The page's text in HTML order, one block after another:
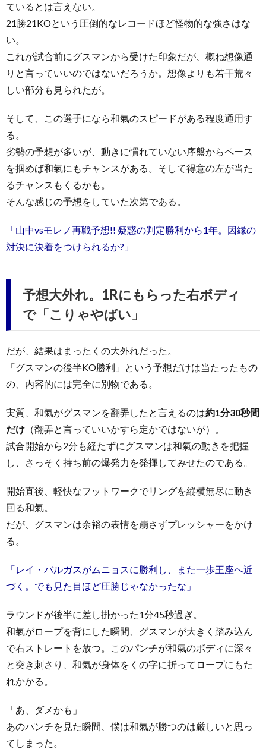
ているとは言えない。
21勝21KOという圧倒的なレコードほど怪物的な強さはな
い。
これが試合前にグスマンから受けた印象だが、概ね想像通
りと言っていいのではないだろうか。想像よりも若干荒々
しい部分も見られたが。
そして、この選手になら和氣のスピードがある程度通用す
る。
劣勢の予想が多いが、動きに慣れていない序盤からペース
を掴めば和氣にもチャンスがある。そして得意の左が当た
るチャンスもくるかも。
そんな感じの予想をしていた次第である。
「山中vsモレノ再戦予想!! 疑惑の判定勝利から1年。因縁の
対決に決着をつけられるか?」
予想大外れ。1Rにもらった右ボディ
で「こりゃやばい」
だが、結果はまったくの大外れだった。
「グスマンの後半KO勝利」という予想だけは当たったもの
の、内容的には完全に別物である。
実質、和氣がグスマンを翻弄したと言えるのは約1分30秒間
だけ （翻弄と言っていいかすら定かではないが）。
試合開始から2分も経たずにグスマンは和氣の動きを把握
し、さっそく持ち前の爆発力を発揮してみせたのである。
開始直後、軽快なフットワークでリングを縦横無尽に動き
回る和氣。
だが、グスマンは余裕の表情を崩さずプレッシャーをかけ
る。
「レイ・バルガスがムニョスに勝利し、また一歩王座へ近
づく。でも見た目ほど圧勝じゃなかったな」
ラウンドが後半に差し掛かった1分45秒過ぎ。
和氣がロープを背にした瞬間、グスマンが大きく踏み込ん
で右ストレートを放つ。このパンチが和氣のボディに深々
と突き刺さり、和氣が身体をくの字に折ってロープにもた
れかかる。
「あ、ダメかも」
あのパンチを見た瞬間、僕は和氣が勝つのは厳しいと思っ
てしまった。